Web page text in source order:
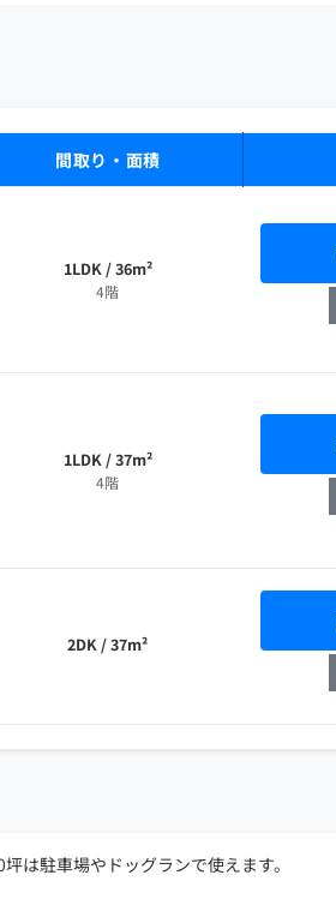
は駐車場やドッグランで使えます。
間取り・面積
1LDK / 36m²
4階
1LDK / 37m²
4階
2DK / 37m²